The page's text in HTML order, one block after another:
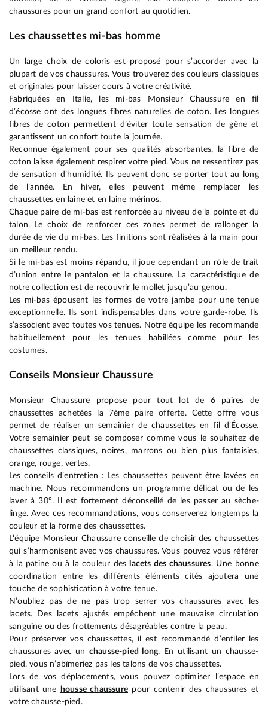
chaussures pour un grand confort au quotidien.
Les chaussettes mi-bas homme
Un large choix de coloris est proposé pour s’accorder avec la
plupart de vos chaussures. Vous trouverez des couleurs classiques
et originales pour laisser cours à votre créativité.
Fabriquées en Italie, les mi-bas Monsieur Chaussure en fil
d’écosse ont des longues fibres naturelles de coton. Les longues
fibres de coton permettent d’éviter toute sensation de gêne et
garantissent un confort toute la journée.
Reconnue également pour ses qualités absorbantes, la fibre de
coton laisse également respirer votre pied. Vous ne ressentirez pas
de sensation d’humidité. Ils peuvent donc se porter tout au long
de l’année. En hiver, elles peuvent même remplacer les
chaussettes en laine et en laine mérinos.
Chaque paire de mi-bas est renforcée au niveau de la pointe et du
talon. Le choix de renforcer ces zones permet de rallonger la
durée de vie du mi-bas. Les finitions sont réalisées à la main pour
un meilleur rendu.
Si le mi-bas est moins répandu, il joue cependant un rôle de trait
d’union entre le pantalon et la chaussure. La caractéristique de
notre collection est de recouvrir le mollet jusqu’au genou.
Les mi-bas épousent les formes de votre jambe pour une tenue
exceptionnelle. Ils sont indispensables dans votre garde-robe. Ils
s’associent avec toutes vos tenues. Notre équipe les recommande
habituellement pour les tenues habillées comme pour les
costumes.
Conseils Monsieur Chaussure
Monsieur Chaussure propose pour tout lot de 6 paires de
chaussettes achetées la 7ème paire offerte. Cette offre vous
permet de réaliser un semainier de chaussettes en fil d’Écosse.
Votre semainier peut se composer comme vous le souhaitez de
chaussettes classiques, noires, marrons ou bien plus fantaisies,
orange, rouge, vertes.
Les conseils d’entretien : Les chaussettes peuvent être lavées en
machine. Nous recommandons un programme délicat ou de les
laver à 30°. Il est fortement déconseillé de les passer au sèche-
linge. Avec ces recommandations, vous conserverez longtemps la
couleur et la forme des chaussettes.
L‘équipe Monsieur Chaussure conseille de choisir des chaussettes
qui s’harmonisent avec vos chaussures. Vous pouvez vous référer
à la patine ou à la couleur des lacets des chaussures. Une bonne
coordination entre les différents éléments cités ajoutera une
touche de sophistication à votre tenue.
N’oubliez pas de ne pas trop serrer vos chaussures avec les
lacets. Des lacets ajustés empêchent une mauvaise circulation
sanguine ou des frottements désagréables contre la peau.
Pour préserver vos chaussettes, il est recommandé d’enfiler les
chaussures avec un chausse-pied long. En utilisant un chausse-
pied, vous n’abîmeriez pas les talons de vos chaussettes.
Lors de vos déplacements, vous pouvez optimiser l’espace en
utilisant une housse chaussurepour contenir des chaussures et
votre chausse-pied.